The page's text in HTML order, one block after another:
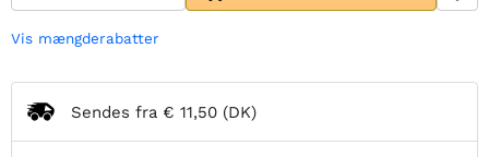
Vis mængderabatter
Sendes fra € 11,50 (DK)